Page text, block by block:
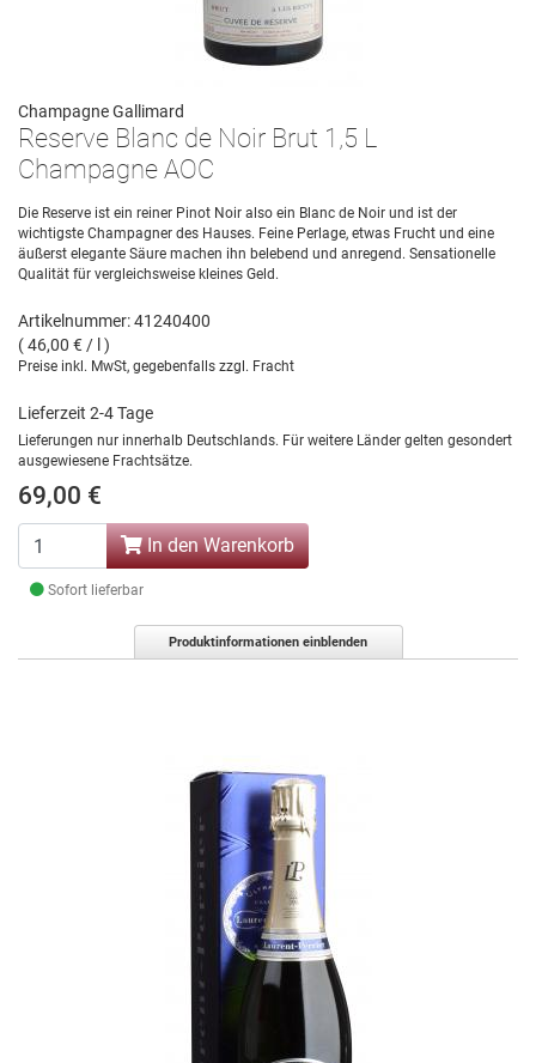
Champagne Gallimard
Reserve Blanc de Noir Brut 1,5 L
Champagne AOC
Die Reserve ist ein reiner Pinot Noir also ein Blanc de Noir und ist der
wichtigste Champagner des Hauses. Feine Perlage, etwas Frucht und eine
äußerst elegante Säure machen ihn belebend und anregend. Sensationelle
Qualität für vergleichsweise kleines Geld.
Artikelnummer: 41240400
( 46,00 € / l )
Preise inkl. MwSt, gegebenfalls zzgl. Fracht
Lieferzeit 2-4 Tage
Lieferungen nur innerhalb Deutschlands. Für weitere Länder gelten gesondert
ausgewiesene Frachtsätze.
69,00 €
In den Warenkorb
Sofort lieferbar
Produktinformationen einblenden